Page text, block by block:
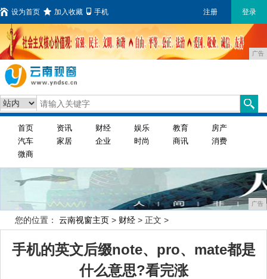
设为首页 加入收藏 手机 注册 登录
广告
首页 资讯 财经 娱乐 教育
房产
汽车
家居 企业 时尚 商讯
消费
微商
广告
您的位置： 云南视窗主页 > 财经 > 正文 >
手机的英文后缀note、pro、mate都是
什么意思?看完涨